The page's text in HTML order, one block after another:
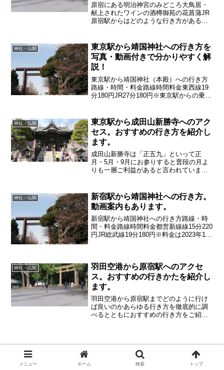
原宿にある明治神宮のみどころ大鳥居・
献上されたワインの酒樽御苑の花菖蒲JR
原宿駅からはどのような行き方があるの
神社・仏閣
東京駅から靖国神社への行き方を
写真・動画付きで分かりやすく解
説！
東京駅から靖国神社（本殿）への行き方
路線・時間・料金路線時間料金東西線19
分180円JR27分180円※東京駅からの乗り
などで 最新情報をご確認ください
神社・仏閣
東京駅から成田山新勝寺へのアク
セス。おすすめの行き方を紹介し
ます。
成田山新勝寺は「正五九」といって正
月・5月・9月にお参りすると普段の月よ
りも一層ご利益があると言われていま
紹介していきます。動画でも詳しく説明
していきます
神社・仏閣
新宿駅から靖国神社への行き方。
動画案内もあります。
新宿駅から靖国神社への行き方路線・時
間・料金路線時間料金都営新線線15分220
円JR総武線19分180円※料金は2023年12
神社・仏閣
羽田空港から原宿駅へのアクセ
ス。おすすめの行きかたを紹介し
ます。
羽田空港から原宿駅までどのように行け
ば良いのかあらゆる行き方を徹底的に調
べるとともにおすすめの行き方をご紹介
メニュー ホーム 検索 トップ